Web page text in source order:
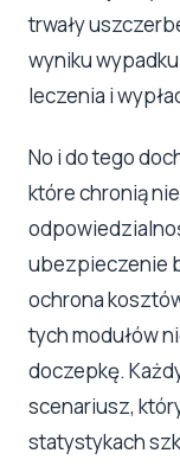
trwały
wyniku
leczenia i
No i do tego
które chronią
ubezpieczenie
ochrona
tych modułów
doczepkę.
scenariusz,
statystykach